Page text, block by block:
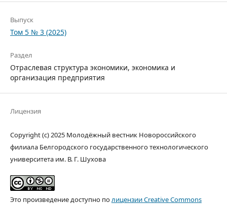
Выпуск
Том 5 № 3 (2025)
Раздел
Отраслевая структура экономики, экономика и
организация предприятия
Лицензия
Copyright (c) 2025 Молодёжный вестник Новороссийского
филиала Белгородского государственного технологического
университета им. В. Г. Шухова
Это произведение доступно полицензии Creative Commons